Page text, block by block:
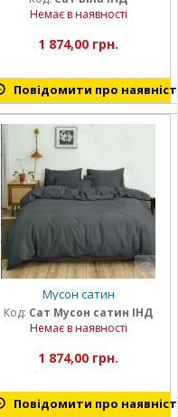
Немає в наявності
1 874,00 грн.
Повідомити про
Мусон сатин
Код: Сат Мусон сатин ІНД
Немає в наявності
1 874,00 грн.
Повідомити про